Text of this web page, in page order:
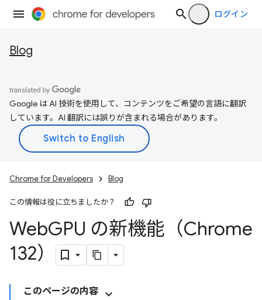
ログイン
Blog
Google は AI 技術を使用して、コンテンツをご希望の言語に翻訳
しています。AI 翻訳には誤りが含まれる場合があります。
Chrome for Developers Blog
この情報は役に立ちましたか？
WebGPU の新機能（Chrome
132）
このページの内容